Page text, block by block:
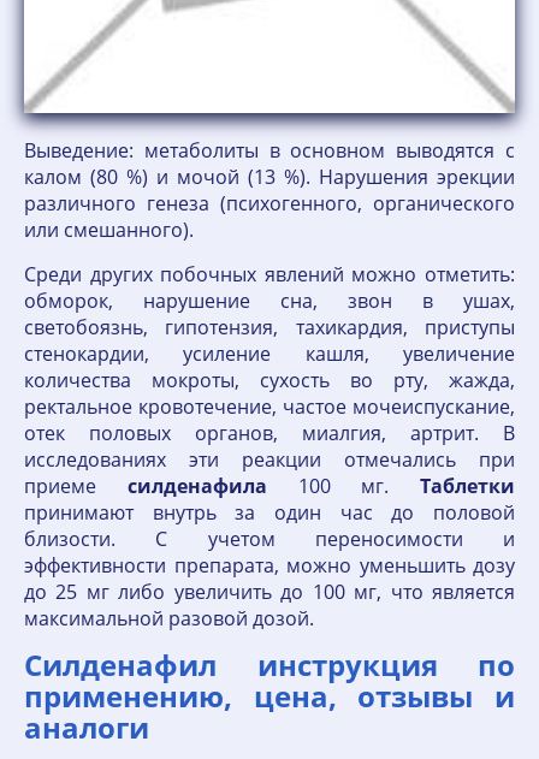
Выведение: метаболиты в основном выводятся с
калом (80 %) и мочой (13 %). Нарушения эрекции
различного генеза (психогенного, органического
или смешанного).
Среди других побочных явлений можно отметить:
обморок, нарушение сна, звон в ушах,
светобоязнь, гипотензия, тахикардия, приступы
стенокардии, усиление кашля, увеличение
количества мокроты, сухость во рту, жажда,
ректальное кровотечение, частое мочеиспускание,
отек половых органов, миалгия, артрит. В
исследованиях эти реакции отмечались при
приеме силденафила 100 мг. Таблетки
принимают внутрь за один час до половой
близости. С учетом переносимости и
эффективности препарата, можно уменьшить дозу
до 25 мг либо увеличить до 100 мг, что является
максимальной разовой дозой.
Силденафил инструкция по
применению, цена, отзывы и
аналоги